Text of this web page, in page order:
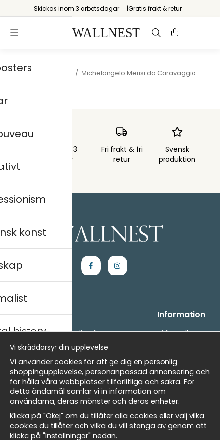
Skickas inom 3 arbetsdagar Gratis frakt & retur
Startsida / Michelangelo Merisi da Caravaggio
Skickas inom 3
arbetsdagar
Fri frakt & fri
retur
Svensk
produktion
Handla
- Frågor? Vi hjälper dig gärna.
- När du handlar hos oss
- Returer och återbetalningar
- Leverans - enkelt, snabbt &amp; gratis
- Cookies på Wallnest
- Här hittar du dina sparade favoriter
Information
Vi är Wallnest
Nyhetsbrev
Få våra bästa erbjudanden och nyheter!
konst
history
Vi skräddarsyr din upplevelse
Vi använder cookies för att ge dig en personlig
shoppingupplevelse, personanpassad annonsering och
för hålla våra webbplatser tillförlitliga och säkra. För
detta ändamål samlar vi in information om
användarna, deras mönster och deras enheter.
Klicka på "Okej" om du tillåter alla cookies eller välj vilka
cookies du tillåter och vilka du vill stänga av genom att
klicka på "Inställningar" nedan.